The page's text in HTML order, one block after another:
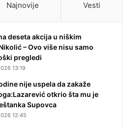
Najnovije Vesti
deseta akcija u niškim
– Ovo više nisu samo
pregledi
13:19
nije uspela da zakaže
otkrio šta mu je
Supovca
12:45